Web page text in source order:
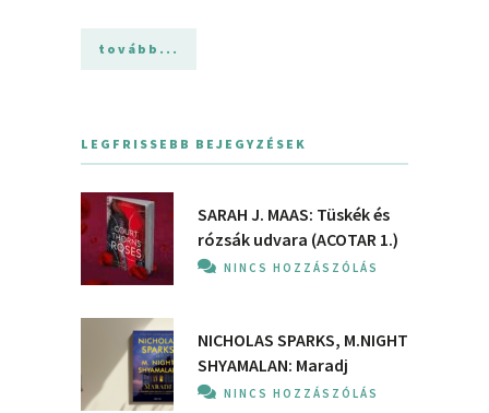
tovább...
LEGFRISSEBB BEJEGYZÉSEK
SARAH J. MAAS: Tüskék és
rózsák udvara (ACOTAR 1.)
NINCS HOZZÁSZÓLÁS
NICHOLAS SPARKS, M.NIGHT
SHYAMALAN: Maradj
NINCS HOZZÁSZÓLÁS